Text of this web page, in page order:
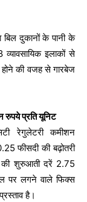
दुकानों के पानी के
इलाकों से
होने की वजह से गारबेज
रुपये प्रति यूनिट
रेगुलेटरी कमीशन
फीसदी की बढ़ोतरी
की शुरुआती दरें 2.75
पर लगने वाले फिक्स
है।